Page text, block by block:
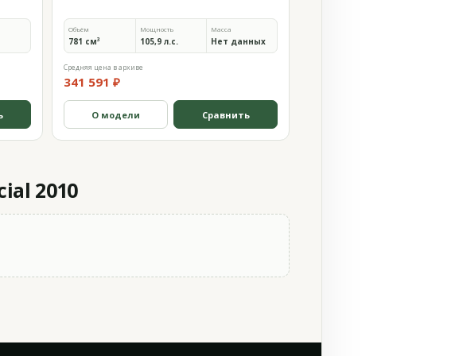
Объём
781 см³
Мощность
105,9 л.с.
Масса
Нет данных
Средняя цена в архиве
341 591 ₽
О модели Сравнить
2010